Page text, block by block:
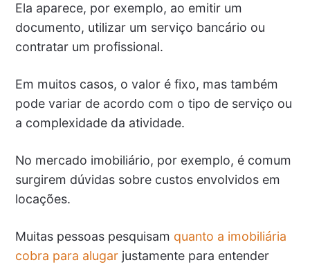
Ela aparece, por exemplo, ao emitir um
documento, utilizar um serviço bancário ou
contratar um profissional.
Em muitos casos, o valor é fixo, mas também
pode variar de acordo com o tipo de serviço ou
a complexidade da atividade.
No mercado imobiliário, por exemplo, é comum
surgirem dúvidas sobre custos envolvidos em
locações.
Muitas pessoas pesquisam quanto a imobiliária
cobra para alugarjustamente para entender